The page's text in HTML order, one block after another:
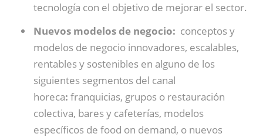
tecnología con el objetivo de mejorar el sector.
Nuevos modelos de negocio: conceptos y
modelos de negocio innovadores, escalables,
rentables y sostenibles en alguno de los
siguientes segmentos del canal
horeca: franquicias, grupos o restauración
colectiva, bares y cafeterías, modelos
específicos de food on demand, o nuevos